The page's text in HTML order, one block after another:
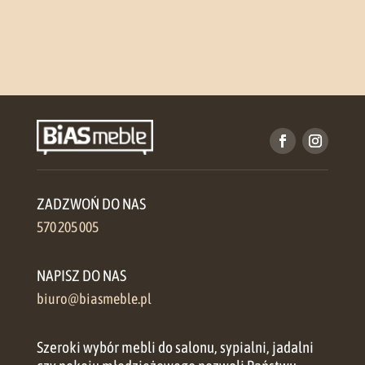
ZADZWOŃ DO NAS
570 205 005
NAPISZ DO NAS
biuro@biasmeble.pl
Szeroki wybór mebli do salonu, sypialni, jadalni